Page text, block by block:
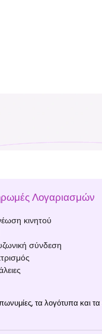
Λογαριασμών
κινητού
σύνδεση
τα λογότυπα και τα